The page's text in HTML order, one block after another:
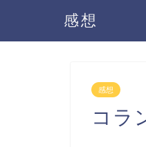
感想
感想
コラ